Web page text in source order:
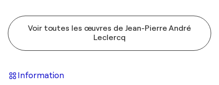
Voir toutes les œuvres de Jean-Pierre André
Leclercq
Information